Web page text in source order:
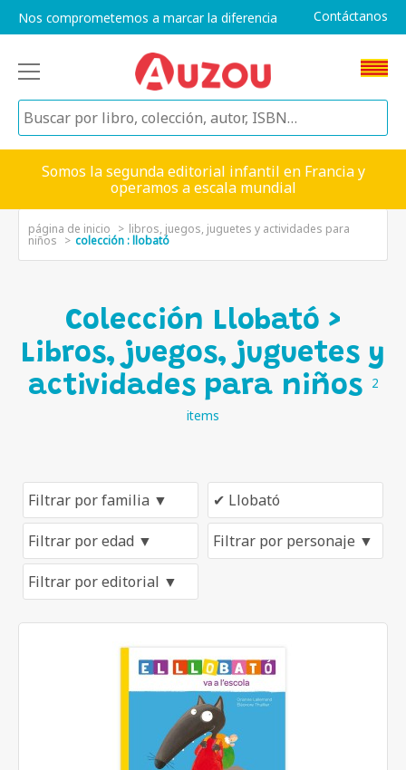
Nos comprometemos a marcar la diferencia Contáctanos
Somos la segunda editorial infantil en Francia y
operamos a escala mundial
página de inicio libros, juegos, juguetes y actividades para
niños colección : llobató
Colección Llobató >
Libros, juegos, juguetes y
actividades para niños
2
items